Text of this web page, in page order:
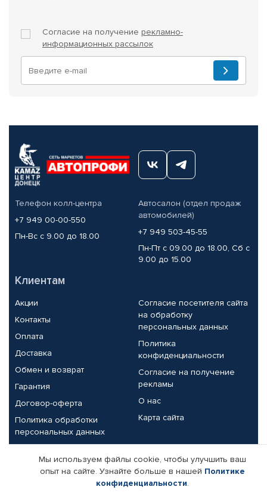
Согласие на получение рекламно-
информационных рассылок
Телефон колл-центра
+7 949 00-00-550
Пн-Вс с 9.00 до 18.00
Автосалон (отдел продаж
автомобилей)
+7 949 503-45-55
Пн-Пт с 09.00 до 18.00, Сб с
9.00 до 15.00
Клиентам
Акции
Контакты
Оплата
Доставка
Обмен и возврат
Гарантия
Договор-оферта
Политика обработки
персональных данных
Согласие посетителя сайта
на обработку
персональных данных
Политика
конфиденциальности
Согласие на получение
рекламы
О нас
Карта сайта
Партнерам
Корпоративным клиентам
Реквизиты компании
Мы используем файлы cookie, чтобы улучшить ваш
опыт на сайте. Узнайте больше в нашей Политике
конфиденциальности.